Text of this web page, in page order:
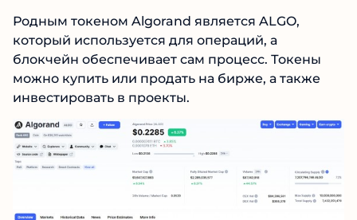
Родным токеном Algorand является ALGO,
который используется для операций, а
блокчейн обеспечивает сам процесс. Токены
можно купить или продать на бирже, а также
инвестировать в проекты.